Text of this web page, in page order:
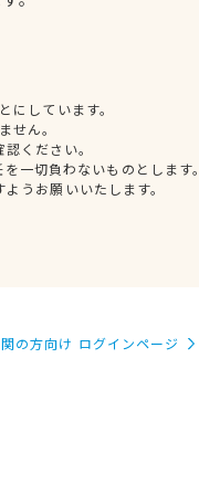
しています。
せん。
ください。
一切負わないものとします。
うお願いいたします。
の方向け ログインページ